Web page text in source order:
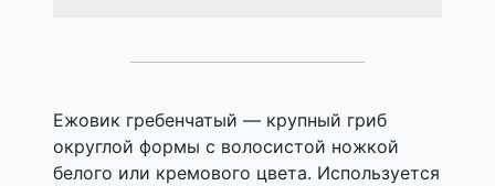
Ежовик гребенчатый — крупный гриб
округлой формы с волосистой ножкой
белого или кремового цвета. Используется